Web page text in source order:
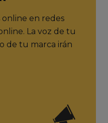
online en redes
La voz de tu
de tu marca irán